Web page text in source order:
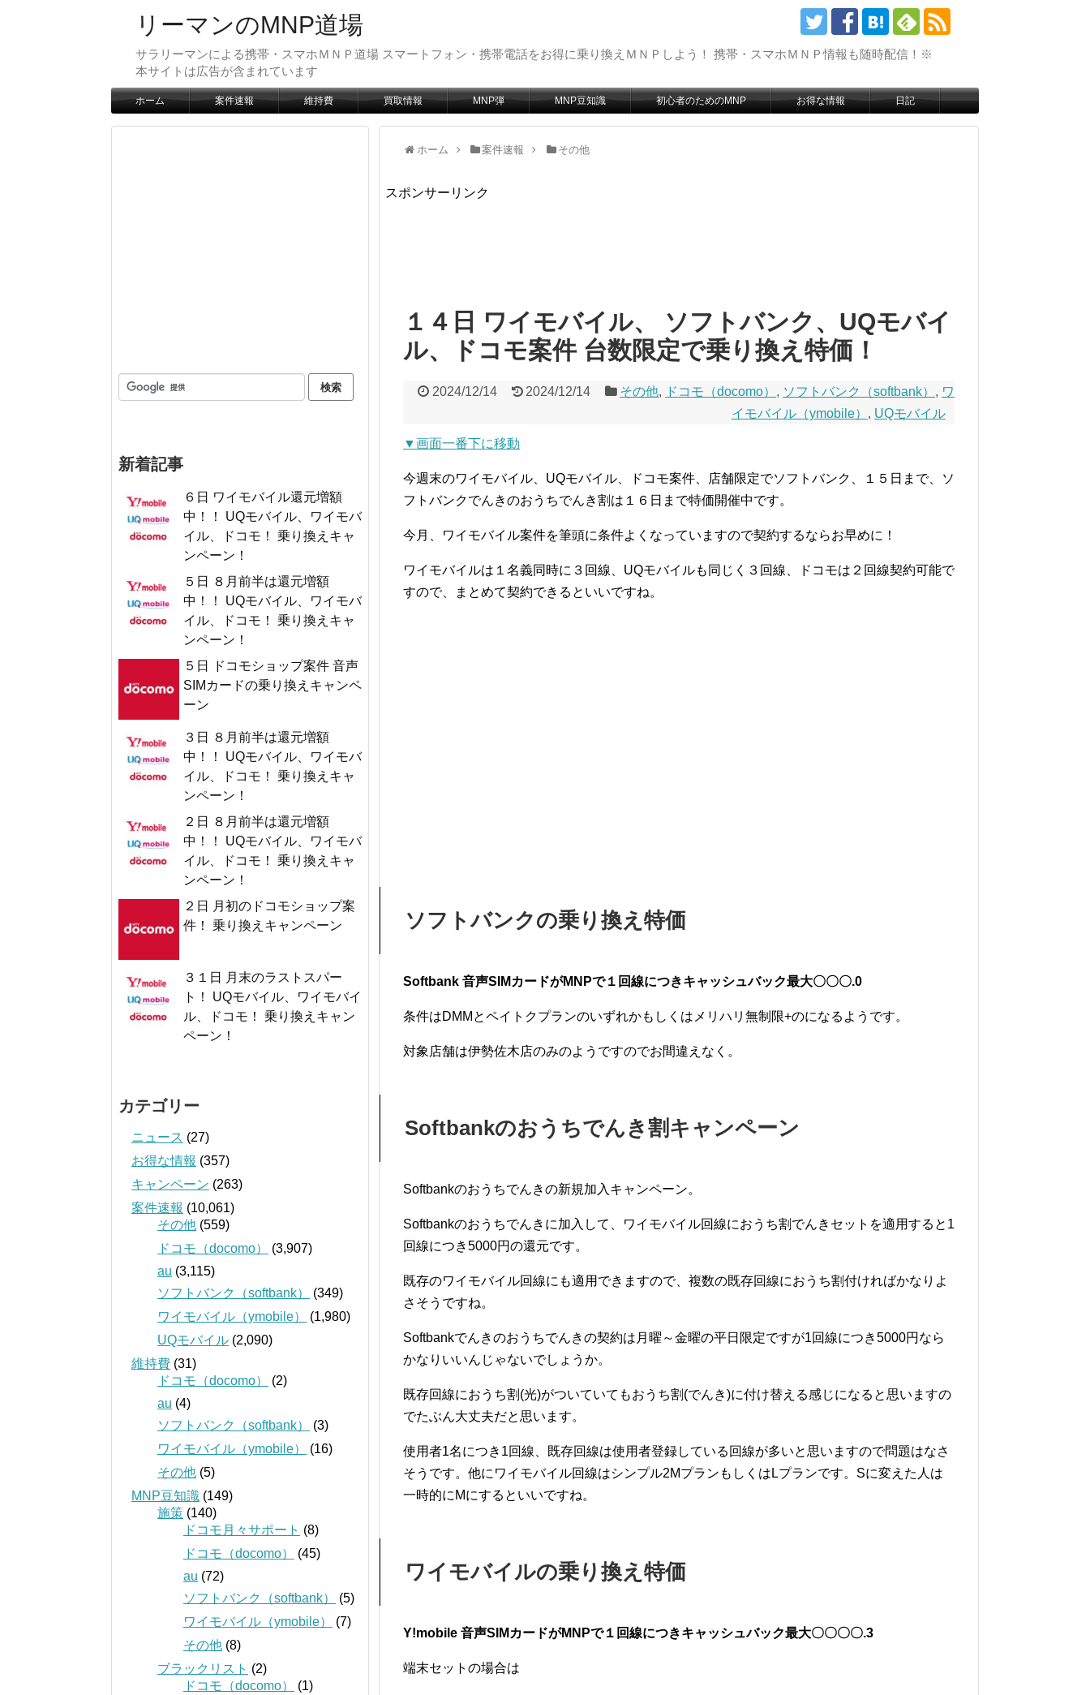
リーマンのMNP道場
サラリーマンによる携帯・スマホＭＮＰ道場 スマートフォン・携帯電話をお得に乗り換えＭＮＰしよう！ 携帯・スマホＭＮＰ情報も随時配信！※
本サイトは広告が含まれています
ホーム 案件速報 維持費 買取情報 MNP弾 MNP豆知識 初心者のためのMNP お得な情報 日記
ホーム 案件速報 その他
スポンサーリンク
１４日 ワイモバイル、 ソフトバンク、UQモバイ
ル、ドコモ案件 台数限定で乗り換え特価！
2024/12/14 2024/12/14 その他, ドコモ（docomo） , ソフトバンク（softbank） , ワ
イモバイル（ymobile） , UQモバイル
▼画面一番下に移動
今週末のワイモバイル、UQモバイル、ドコモ案件、店舗限定でソフトバンク、１５日まで、ソ
フトバンクでんきのおうちでんき割は１６日まで特価開催中です。
今月、ワイモバイル案件を筆頭に条件よくなっていますので契約するならお早めに！
ワイモバイルは１名義同時に３回線、UQモバイルも同じく３回線、ドコモは２回線契約可能で
すので、まとめて契約できるといいですね。
ソフトバンクの乗り換え特価
Softbank 音声SIMカードがMNPで１回線につきキャッシュバック最大〇〇〇.0
条件はDMMとペイトクプランのいずれかもしくはメリハリ無制限+のになるようです。
対象店舗は伊勢佐木店のみのようですのでお間違えなく。
Softbankのおうちでんき割キャンペーン
Softbankのおうちでんきの新規加入キャンペーン。
Softbankのおうちでんきに加入して、ワイモバイル回線におうち割でんきセットを適用すると1
回線につき5000円の還元です。
既存のワイモバイル回線にも適用できますので、複数の既存回線におうち割付ければかなりよ
さそうですね。
Softbankでんきのおうちでんきの契約は月曜～金曜の平日限定ですが1回線につき5000円なら
かなりいいんじゃないでしょうか。
既存回線におうち割(光)がついていてもおうち割(でんき)に付け替える感じになると思いますの
でたぶん大丈夫だと思います。
使用者1名につき1回線、既存回線は使用者登録している回線が多いと思いますので問題はなさ
そうです。他にワイモバイル回線はシンプル2MプランもしくはLプランです。Sに変えた人は
一時的にMにするといいですね。
ワイモバイルの乗り換え特価
Y!mobile 音声SIMカードがMNPで１回線につきキャッシュバック最大〇〇〇〇.3
端末セットの場合は
新着記事
６日 ワイモバイル還元増額
中！！ UQモバイル、ワイモバ
イル、ドコモ！ 乗り換えキャ
ンペーン！
５日 ８月前半は還元増額
中！！ UQモバイル、ワイモバ
イル、ドコモ！ 乗り換えキャ
ンペーン！
５日 ドコモショップ案件 音声
SIMカードの乗り換えキャンペ
ーン
３日 ８月前半は還元増額
中！！ UQモバイル、ワイモバ
イル、ドコモ！ 乗り換えキャ
ンペーン！
２日 ８月前半は還元増額
中！！ UQモバイル、ワイモバ
イル、ドコモ！ 乗り換えキャ
ンペーン！
２日 月初のドコモショップ案
件！ 乗り換えキャンペーン
３１日 月末のラストスパー
ト！ UQモバイル、ワイモバイ
ル、ドコモ！ 乗り換えキャン
ペーン！
カテゴリー
ニュース (27)
お得な情報 (357)
キャンペーン (263)
案件速報 (10,061)
その他 (559)
ドコモ（docomo）
(3,907)
au (3,115)
ソフトバンク（softbank）
(349)
ワイモバイル（ymobile）
(1,980)
UQモバイル (2,090)
維持費 (31)
ドコモ（docomo）
(2)
au (4)
ソフトバンク（softbank）
(3)
ワイモバイル（ymobile）
(16)
その他 (5)
MNP豆知識 (149)
施策 (140)
ドコモ月々サポート (8)
ドコモ（docomo）
(45)
au (72)
ソフトバンク（softbank）
(5)
ワイモバイル（ymobile）
(7)
その他 (8)
ブラックリスト (2)
ドコモ（docomo）
(1)